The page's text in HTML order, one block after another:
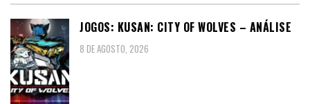
JOGOS: KUSAN: CITY OF WOLVES – ANÁLISE
8 DE AGOSTO, 2026